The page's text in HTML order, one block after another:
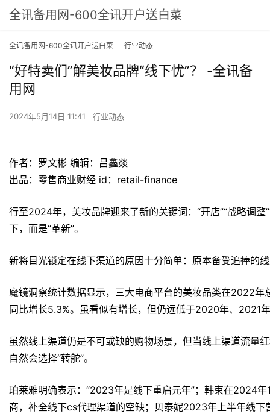
全讯备用网-600全讯开户送白菜
全讯备用网-600全讯开户送白菜 行业动态
“好特卖们”解美妆品牌“线下忧”？ -全讯备
用网
2024年5月14日 11:41 行业动态
作者：罗文彬 编辑：吕鑫燚
出品：零售商业财经 id：retail-finance
行至2024年，美妆品牌迎来了新的关键词：“开店”“战略调整
下，而是“革新”。
新将目光锁定在线下渠道的原因十分简单：原本备受追捧的
魔镜洞察统计数据显示，三大电商平台的美妆品类在2022
同比增长5.3%。虽看似有增长，但仍远低于2020年、2021
虽然线上渠道仍是不可或缺的购物场景，但当线上渠道流量
自然会选择“转舵”。
珀莱雅明确表示：“2023年是线下重启元年”；韩束在2024
商，补全线下cs代理渠道的空缺；贝泰妮2023年上半年线